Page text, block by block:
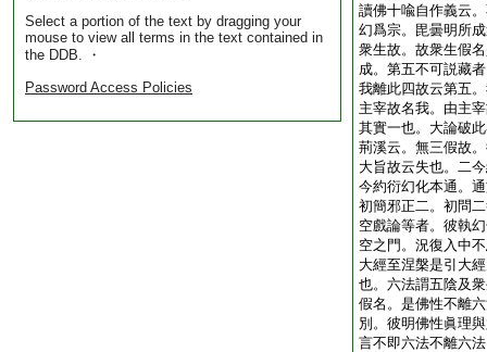
Select a portion of the text by dragging your
mouse to view all terms in the text contained in
the DDB. ・
Password Access Policies
讀佛十喩自作義云
幻爲宗。毘曇明所
衆生故。故衆生假
成。第五不可説藏
我離此四故云第五
主宰故名我。由主
其實一也。大論破
荊溪云。無三假故
大旨故云失也。二
今約衍幻化本通。
初簡邪正二。初問
空戲論等者。彼執
空之門。況復入中
大經至涅槃是引大
也。六法謂五陰及
假名。是佛性不離
別。彼明佛性眞理
言不即六法不離六